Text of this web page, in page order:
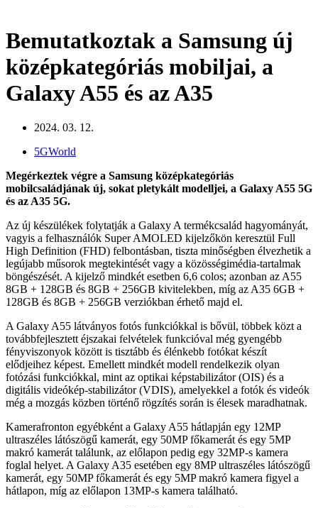
Bemutatkoztak a Samsung új
középkategóriás mobiljai, a
Galaxy A55 és az A35
2024. 03. 12.
5GWorld
Megérkeztek végre a Samsung középkategóriás
mobilcsaládjának új, sokat pletykált modelljei, a Galaxy A55 5G
és az A35 5G.
Az új készülékek folytatják a Galaxy A termékcsalád hagyományát,
vagyis a felhasználók Super AMOLED kijelzőkön keresztül Full
High Definition (FHD) felbontásban, tiszta minőségben élvezhetik a
legújabb műsorok megtekintését vagy a közösségimédia-tartalmak
böngészését. A kijelző mindkét esetben 6,6 colos; azonban az A55
8GB + 128GB és 8GB + 256GB kivitelekben, míg az A35 6GB +
128GB és 8GB + 256GB verziókban érhető majd el.
A Galaxy A55 látványos fotós funkciókkal is bővül, többek közt a
továbbfejlesztett éjszakai felvételek funkcióval még gyengébb
fényviszonyok között is tisztább és élénkebb fotókat készít
elődjeihez képest. Emellett mindkét modell rendelkezik olyan
fotózási funkciókkal, mint az optikai képstabilizátor (OIS) és a
digitális videókép-stabilizátor (VDIS), amelyekkel a fotók és videók
még a mozgás közben történő rögzítés során is élesek maradhatnak.
Kamerafronton egyébként a Galaxy A55 hátlapján egy 12MP
ultraszéles látószögű kamerát, egy 50MP főkamerát és egy 5MP
makró kamerát találunk, az előlapon pedig egy 32MP-s kamera
foglal helyet. A Galaxy A35 esetében egy 8MP ultraszéles látószögű
kamerát, egy 50MP főkamerát és egy 5MP makró kamera figyel a
hátlapon, míg az előlapon 13MP-s kamera található.